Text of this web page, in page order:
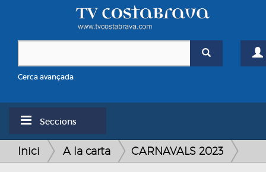
Cerca avançada
Seccions
Inici A la carta CARNAVALS 2023